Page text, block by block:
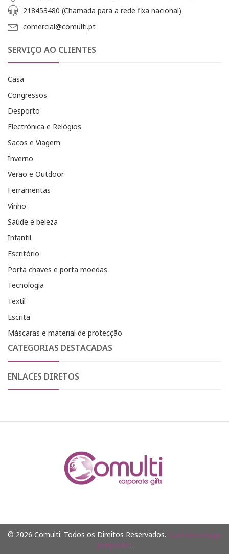
218453480 (Chamada para a rede fixa nacional)
comercial@comulti.pt
SERVIÇO AO CLIENTES
Casa
Congressos
Desporto
Electrónica e Relógios
Sacos e Viagem
Inverno
Verão e Outdoor
Ferramentas
Vinho
Saúde e beleza
Infantil
Escritório
Porta chaves e porta moedas
Tecnologia
Textil
Escrita
Máscaras e material de protecção
CATEGORIAS DESTACADAS
ENLACES DIRETOS
© 2026 Comulti. Todos os Direitos Reservados. Com tecnologia
Jumpseller.